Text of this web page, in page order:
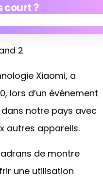
court ?
2
Xiaomi, a
lors d’un événement
dans notre pays avec
autres appareils.
de montre
une utilisation